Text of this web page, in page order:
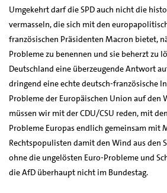
Umgekehrt darf die SPD auch nicht die
vermasseln, die sich mit den
französischen Präsidenten Macron bietet,
Probleme zu benennen und sie beherzt zu
Deutschland eine überzeugende Antwort
dringend eine echte deutsch-französische
Probleme der Europäischen Union auf den
müssen wir mit der CDU/CSU reden, mit
Probleme Europas endlich gemeinsam mit
Rechtspopulisten damit den Wind aus den
ohne die ungelösten Euro-Probleme und
die AfD überhaupt nicht im Bundestag.